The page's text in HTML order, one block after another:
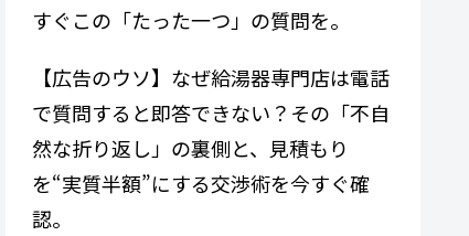
すぐこの「たった一つ」の質問を。
【広告のウソ】なぜ給湯器専門​​店は電話
で質問すると即答できない？その「不自
然な折り返し」の裏側と、見積もり
を“実質半額”にする交渉術を今すぐ確
認。